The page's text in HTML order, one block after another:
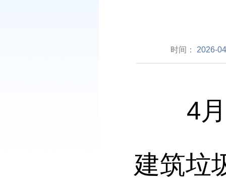
时间： 2026-
4月
建筑垃